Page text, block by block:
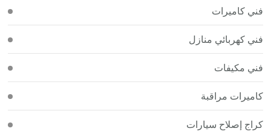
فني كاميرات
فني كهربائي منازل
فني مكيفات
كاميرات مراقبة
كراج إصلاح سيارات